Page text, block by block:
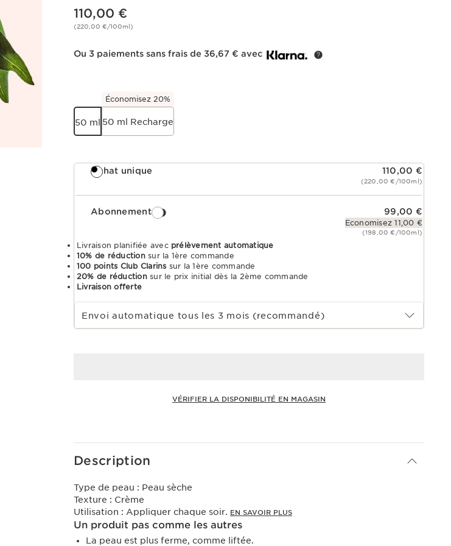
Nouveau prix 110,00 €
110,00 €
(220,00 €/100ml)
Ou 3 paiements sans frais de 36,67 € avec
50 ml
Économisez 20%
50 ml Recharge
Achat unique 110,00 €
(220,00 €/100ml)
Abonnement 99,00 €
Economisez 11,00 €
(198,00 €/100ml)
Livraison planifiée avec prélèvement automatique
10% de réductionsur la 1ère commande
100 points Club Clarins sur la 1ère commande
20% de réductionsur le prix initial dès la 2ème commande
Livraison offerte
Choisir la période d''abonnement
Envoi automatique tous les 3 mois (recommandé)
VÉRIFIER LA DISPONIBILITÉ EN MAGASIN
Description
Type de peau : Peau sèche
Texture : Crème
Utilisation : Appliquer chaque soir. EN SAVOIR PLUS
Un produit pas comme les autres
La peau est plus ferme, comme liftée.